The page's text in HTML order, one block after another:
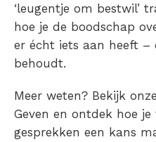
‘leugentje om bestwil’
hoe je de boodschap
er écht iets aan heeft –
behoudt.
Meer weten? Bekijk
Geven en ontdek hoe
gesprekken een kans